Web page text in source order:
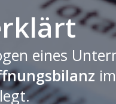
eines